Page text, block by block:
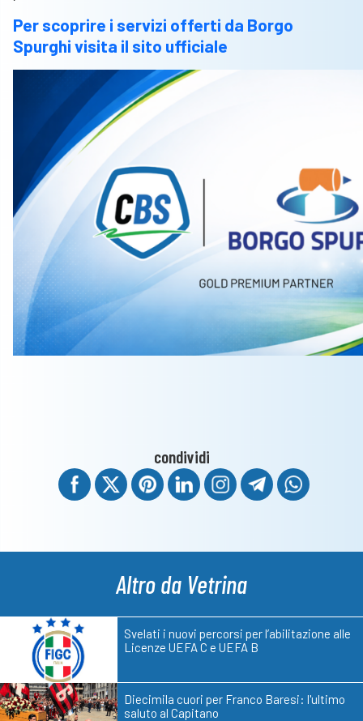
Per scoprire i servizi offerti da Borgo
Spurghi visita il sito ufficiale
condividi
Altro da Vetrina
Svelati i nuovi percorsi per l’abilitazione alle
Licenze UEFA C e UEFA B
Diecimila cuori per Franco Baresi: l'ultimo
saluto al Capitano